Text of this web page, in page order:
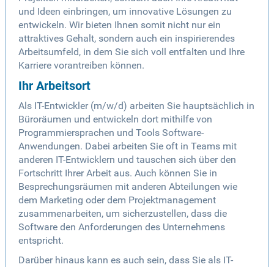
und Ideen einbringen, um innovative Lösungen zu
entwickeln. Wir bieten Ihnen somit nicht nur ein
attraktives Gehalt, sondern auch ein inspirierendes
Arbeitsumfeld, in dem Sie sich voll entfalten und Ihre
Karriere vorantreiben können.
Ihr Arbeitsort
Als IT-Entwickler (m/w/d) arbeiten Sie hauptsächlich in
Büroräumen und entwickeln dort mithilfe von
Programmiersprachen und Tools Software-
Anwendungen. Dabei arbeiten Sie oft in Teams mit
anderen IT-Entwicklern und tauschen sich über den
Fortschritt Ihrer Arbeit aus. Auch können Sie in
Besprechungsräumen mit anderen Abteilungen wie
dem Marketing oder dem Projektmanagement
zusammenarbeiten, um sicherzustellen, dass die
Software den Anforderungen des Unternehmens
entspricht.
Darüber hinaus kann es auch sein, dass Sie als IT-